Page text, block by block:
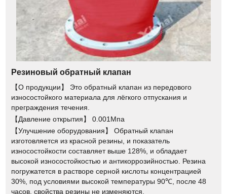
Резиновый обратный клапан
【О продукции】 Это обратный клапан из передового
износостойкого материала для лёгкого отпускания и
преграждения течения.
【Давление открытия】 0.001Мпа
【Улучшение оборудования】 Обратный клапан
изготовляется из красной резины, и показатель
износостойкости составляет выше 128%, и обладает
высокой износостойкостью и антикоррозийностью. Резина
погружатется в растворе серной кислоты концентрацией
30%, под условиями высокой температуры 90℃, после 48
часов, свойства резины не изменяются.